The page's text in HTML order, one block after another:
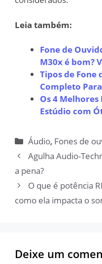
Leia também:
Fone de
M30x é bom?
Tipos de Fone
Completo
Os 4
Estúdio com
Categorias
Áudio, Fones de
Agulha Audio-
a pena?
O que é potência
como ela impacta o
Deixe um